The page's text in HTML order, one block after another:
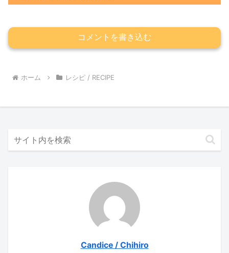
コメントを書き込む
ホーム レシピ / RECIPE
Candice / Chihiro